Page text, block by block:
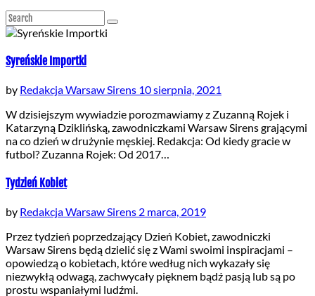
Syreńskie Importki
by Redakcja Warsaw Sirens 10 sierpnia, 2021
W dzisiejszym wywiadzie porozmawiamy z Zuzanną Rojek i
Katarzyną Dziklińską, zawodniczkami Warsaw Sirens grającymi
na co dzień w drużynie męskiej. Redakcja: Od kiedy gracie w
futbol? Zuzanna Rojek: Od 2017…
Tydzień Kobiet
by Redakcja Warsaw Sirens 2 marca, 2019
Przez tydzień poprzedzający Dzień Kobiet, zawodniczki
Warsaw Sirens będą dzielić się z Wami swoimi inspiracjami –
opowiedzą o kobietach, które według nich wykazały się
niezwykłą odwagą, zachwycały pięknem bądź pasją lub są po
prostu wspaniałymi ludźmi.